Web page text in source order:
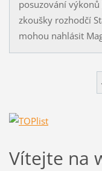
posuzování
zkoušky rozhodčí
mohou nahlásit
Vítejte na